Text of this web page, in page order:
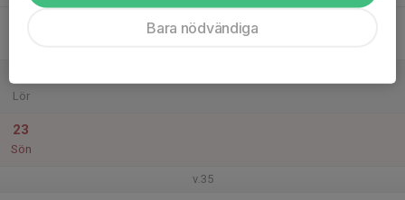
Lör
23
Sön
v.35
Bara nödvändiga